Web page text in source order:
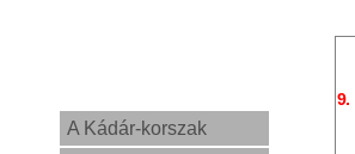
A Kádár-korszak
9.